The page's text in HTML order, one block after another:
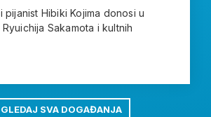
pijanist Hibiki Kojima donosi u
Sakamota i kultnih
SVA DOGAĐANJA